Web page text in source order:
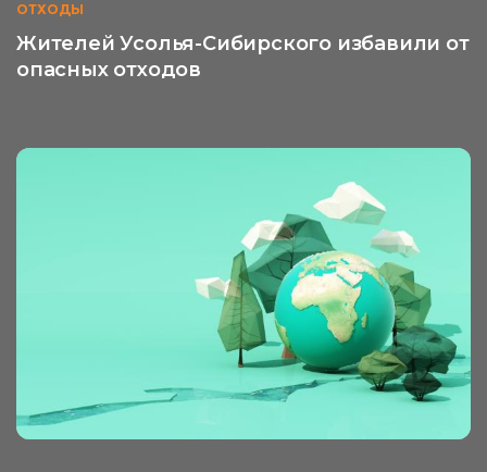
ОТХОДЫ
Жителей Усолья-Сибирского избавили от
опасных отходов